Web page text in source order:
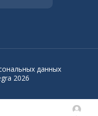
2026
данных